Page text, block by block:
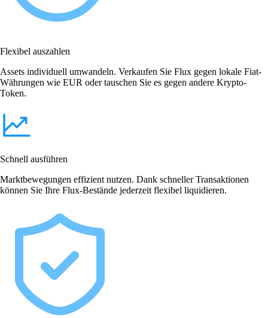
Flexibel auszahlen
Assets individuell umwandeln. Verkaufen Sie Flux gegen lokale Fiat-
Währungen wie EUR oder tauschen Sie es gegen andere Krypto-
Token.
Schnell ausführen
Marktbewegungen effizient nutzen. Dank schneller Transaktionen
können Sie Ihre Flux-Bestände jederzeit flexibel liquidieren.